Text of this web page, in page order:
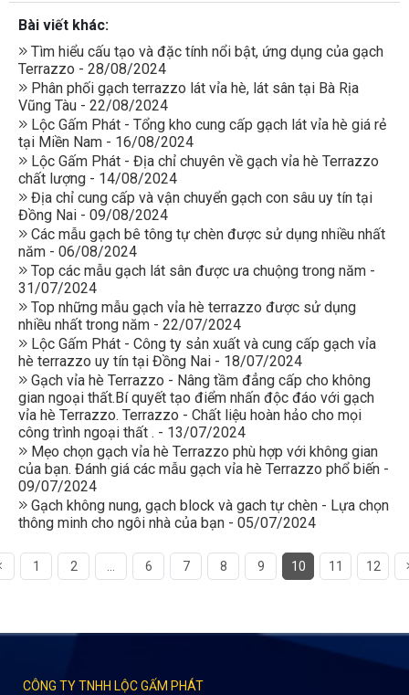
Bài viết khác:
Tìm hiểu cấu tạo và đặc tính nổi bật, ứng dụng của gạch
Terrazzo - 28/08/2024
Phân phối gạch terrazzo lát vỉa hè, lát sân tại Bà Rịa
Vũng Tàu - 22/08/2024
Lộc Gấm Phát - Tổng kho cung cấp gạch lát vỉa hè giá rẻ
tại Miền Nam - 16/08/2024
Lộc Gấm Phát - Địa chỉ chuyên về gạch vỉa hè Terrazzo
chất lượng - 14/08/2024
Địa chỉ cung cấp và vận chuyển gạch con sâu uy tín tại
Đồng Nai - 09/08/2024
Các mẫu gạch bê tông tự chèn được sử dụng nhiều nhất
năm - 06/08/2024
Top các mẫu gạch lát sân được ưa chuộng trong năm -
31/07/2024
Top những mẫu gạch vỉa hè terrazzo được sử dụng
nhiều nhất trong năm - 22/07/2024
Lộc Gấm Phát - Công ty sản xuất và cung cấp gạch vỉa
hè terrazzo uy tín tại Đồng Nai - 18/07/2024
Gạch vỉa hè Terrazzo - Nâng tầm đẳng cấp cho không
gian ngoại thất.Bí quyết tạo điểm nhấn độc đáo với gạch
vỉa hè Terrazzo. Terrazzo - Chất liệu hoàn hảo cho mọi
công trình ngoại thất . - 13/07/2024
Mẹo chọn gạch vỉa hè Terrazzo phù hợp với không gian
của bạn. Đánh giá các mẫu gạch vỉa hè Terrazzo phổ biến -
09/07/2024
Gạch không nung, gạch block và gach tự chèn - Lựa chọn
thông minh cho ngôi nhà của bạn - 05/07/2024
1 2 6 7 8 9 10 11 12
CÔNG TY TNHH LỘC GẤM PHÁT